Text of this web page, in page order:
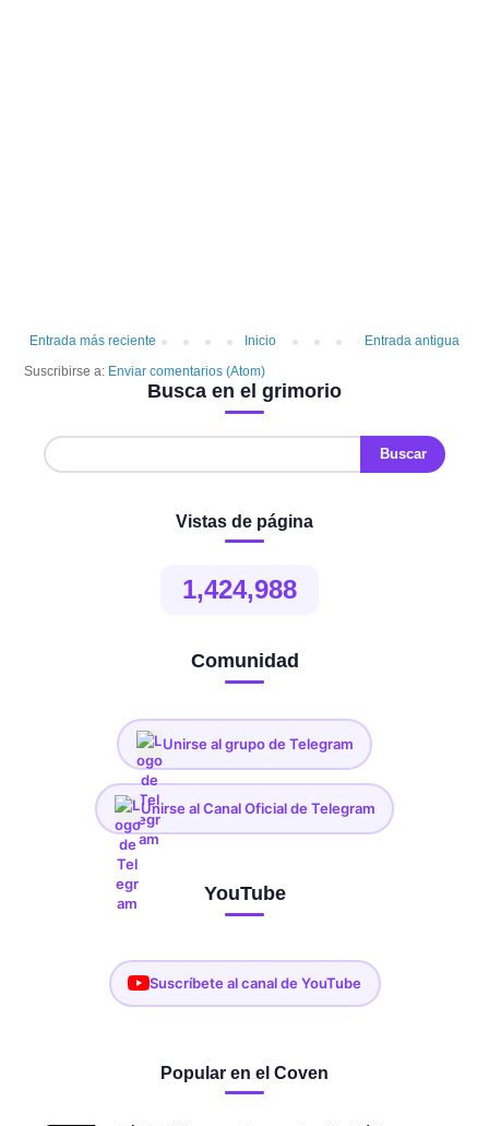
Entrada más reciente Entrada antigua
Inicio
Suscribirse a: Enviar comentarios (Atom)
Busca en el grimorio
Vistas de página
1,424,988
Comunidad
Unirse al grupo de Telegram
Unirse al Canal Oficial de Telegram
YouTube
Suscríbete al canal de YouTube
Popular en el Coven